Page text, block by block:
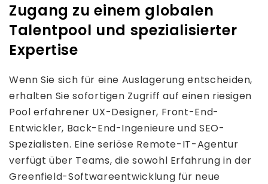
Zugang zu einem globalen
Talentpool und spezialisierter
Expertise
Wenn Sie sich für eine Auslagerung entscheiden,
erhalten Sie sofortigen Zugriff auf einen riesigen
Pool erfahrener UX-Designer, Front-End-
Entwickler, Back-End-Ingenieure und SEO-
Spezialisten. Eine seriöse Remote-IT-Agentur
verfügt über Teams, die sowohl Erfahrung in der
Greenfield-Softwareentwicklung für neue